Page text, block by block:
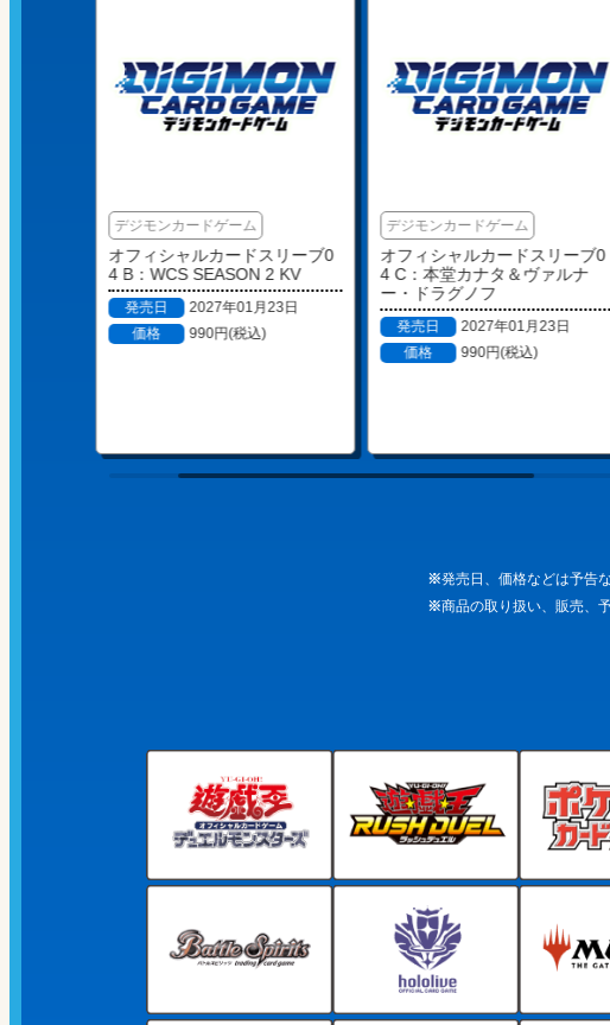
デジモンカードゲーム
オフィシャルカードスリーブ0
4 B：WCS SEASON 2 KV
発売日
2027年01月23日
価格
990円(税込)
デジモンカードゲーム
オフィシャルカードスリーブ0
4 C：本堂カナタ＆ヴァルナ
ー・ドラグノフ
発売日
2027年01月23日
価格
990円(税込)
発売日、価格などは予告
商品の取り扱い、販売、